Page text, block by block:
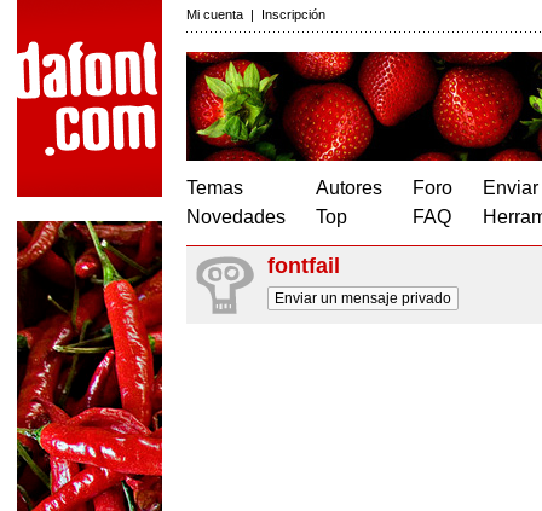
Mi cuenta | Inscripción
Temas
Novedades
Autores
Top
Foro
FAQ
fontfail
Enviar un mensaje privado